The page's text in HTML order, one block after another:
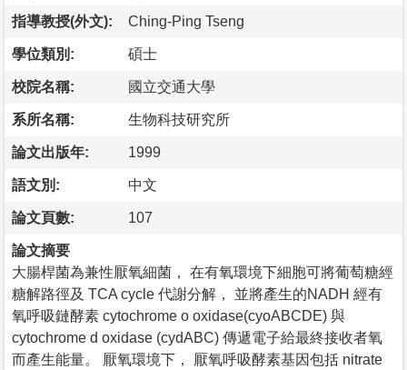
指導教授(外文): Ching-Ping Tseng
學位類別: 碩士
校院名稱: 國立交通大學
系所名稱: 生物科技研究所
論文出版年: 1999
語文別: 中文
論文頁數: 107
論文摘要
大腸桿菌為兼性厭氧細菌， 在有氧環境下細胞可將葡萄糖經
糖解路徑及 TCA cycle 代謝分解， 並將產生的NADH 經有
氧呼吸鏈酵素 cytochrome o oxidase(cyoABCDE) 與
cytochrome d oxidase (cydABC) 傳遞電子給最終接收者氧
而產生能量。 厭氧環境下， 厭氧呼吸酵素基因包括 nitrate